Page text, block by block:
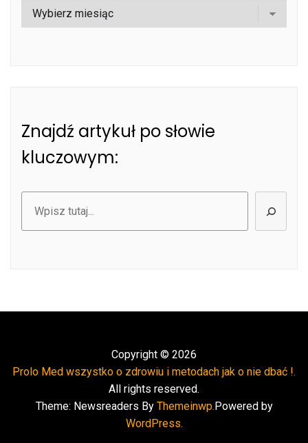
Znajdź artykuł po słowie
kluczowym:
Copyright © 2026
Prolo Med wszystko o zdrowiu i metodach jak o nie dbać !.
All rights reserved.
Theme: Newsreaders By Themeinwp. Powered by
WordPress.